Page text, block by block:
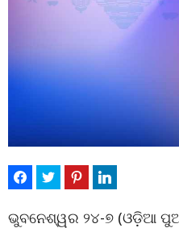
ଭୁବନେଶ୍ୱର ୨୪-୭ (ଓଡ଼ିଆ